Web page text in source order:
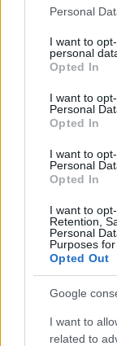
Please note that
not limited to
grant or deny
use your data
consent section.
Personal
I want to
personal
Opted In
I want to
Personal
Opted In
I want to
Personal
Opted In
I want to
Retention,
Personal
Purposes
Opted Out
Google
I want to
related to
This
modal
window.
The media
- mondta
miatt csak
volt, hogy
tapasztalatot